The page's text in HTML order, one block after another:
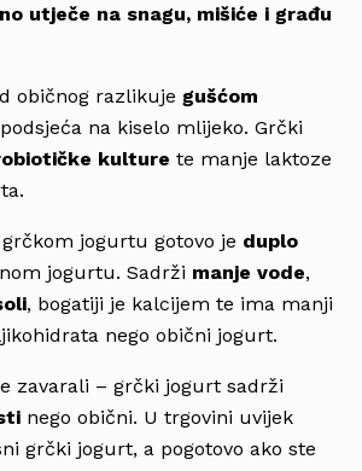
utječe na snagu, mišiće i građu
običnog razlikuje gušćom
na kiselo mlijeko. Grčki
kulture te manje laktoze
jogurtu gotovo je duplo
jogurtu. Sadrži manje vode,
, bogatiji je kalcijem te ima manji
nego obični jogurt.
zavarali – grčki jogurt sadrži
nego obični. U trgovini uvijek
grčki jogurt, a pogotovo ako ste